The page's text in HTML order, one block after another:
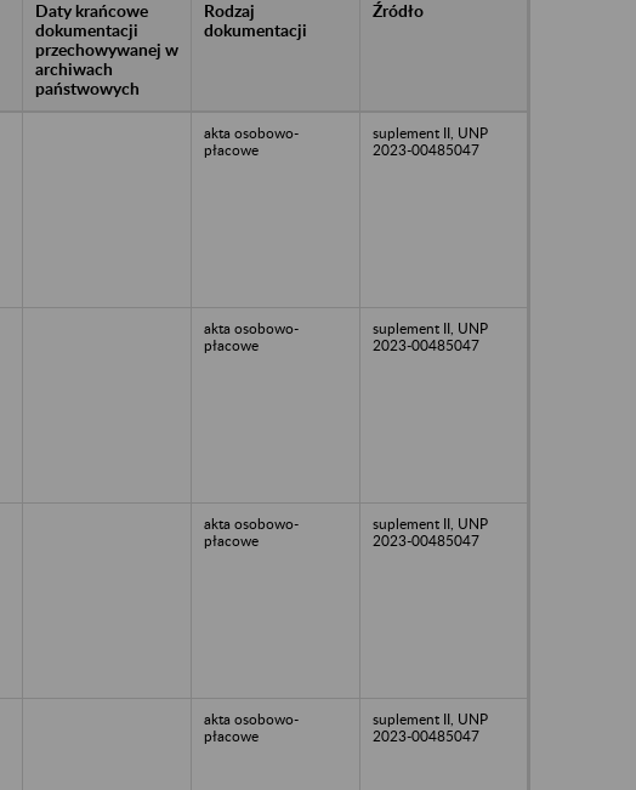
Daty krańcowe
dokumentacji
przechowywanej w
archiwach
państwowych
Rodzaj
dokumentacji
Źródło
akta osobowo-
płacowe
suplement II, UNP
2023-00485047
akta osobowo-
płacowe
suplement II, UNP
2023-00485047
akta osobowo-
płacowe
suplement II, UNP
2023-00485047
akta osobowo-
płacowe
suplement II, UNP
2023-00485047